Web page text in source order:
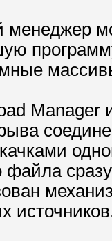
Manager
файла